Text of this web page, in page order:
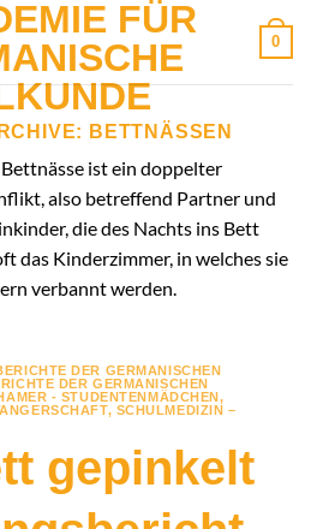
0
BETTNÄSSEN
ist ein doppelter
also betreffend Partner und
die des Nachts ins Bett
das Kinderzimmer, in welches sie
verbannt werden.
DER GERMANISCHEN
DER GERMANISCHEN
- STUDENTENMÄDCHEN,
, SCHULMEDIZIN –
gepinkelt